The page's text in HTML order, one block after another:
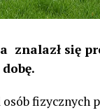
znalazł się
fizycznych